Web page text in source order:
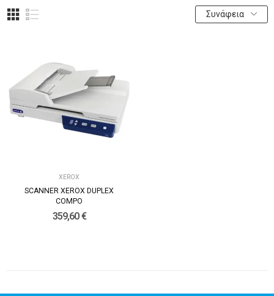
Συνάφεια
XEROX
SCANNER XEROX DUPLEX
COMPO
359,60 €